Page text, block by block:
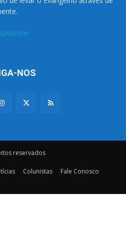
NOS
reservados
Colunistas
Fale Conosco